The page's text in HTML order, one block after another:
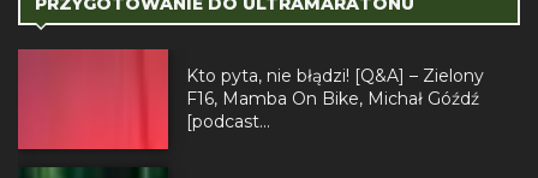
Kto pyta, nie błądzi! [Q&A] – Zielony
F16, Mamba On Bike, Michał Góźdź
[podcast...